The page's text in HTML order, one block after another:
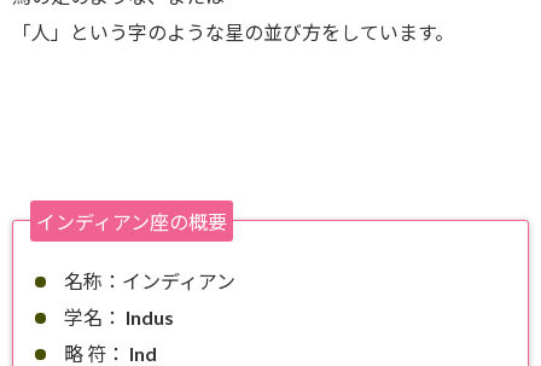
「人」という字のような星の並び方をしています。
インディアン座の概要
名称：インディアン
学名： Indus
略 符： Ind